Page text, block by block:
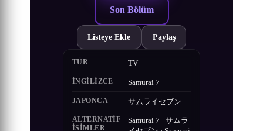
Son Bölüm
Listeye Ekle Paylaş
TÜR TV
İNGILIZCE Samurai 7
JAPONCA サムライセブン
ALTERNATIF
ISIMLER
Samurai 7 · サムラ